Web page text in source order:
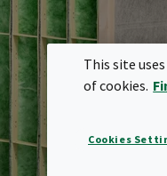
This site
of cookies.
Cookies